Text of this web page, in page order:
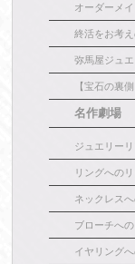
オーダーメ
終活をお考
弥馬屋ジュ
【宝石の裏
名作劇場
ジュエリー
リングへの
ネックレス
ブローチへ
イヤリング